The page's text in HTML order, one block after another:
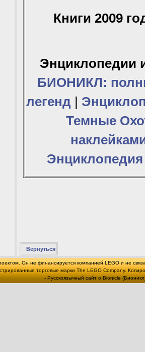
Книги 2009
Энциклопедии
БИОНИКЛ:
легенд
Темные
Энциклопедия
Вернуться
Он не финансируется компанией LEGO и не
торговые марки The LEGO Company.
- Русскоязычный сайт о Bionicle